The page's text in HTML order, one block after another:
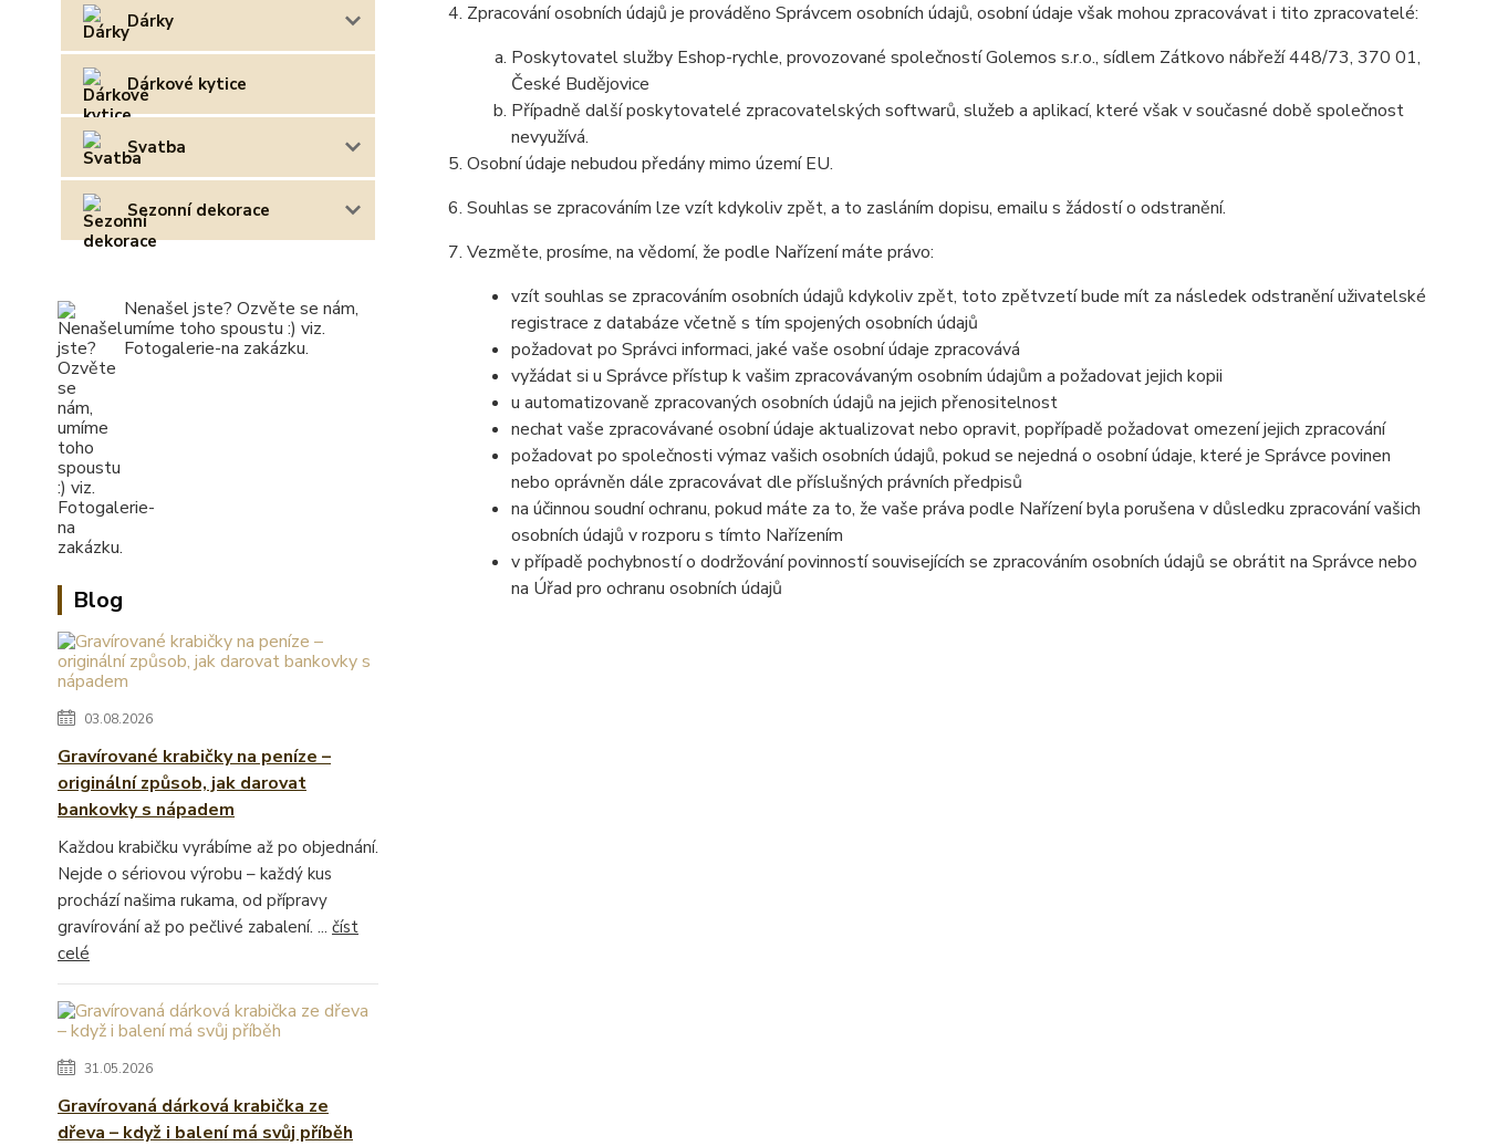
Dárky
Dárkové kytice
Svatba
Sezonní dekorace
Nenašel jste? Ozvěte se nám,
umíme toho spoustu :) viz.
Fotogalerie-na zakázku.
Blog
03.08.2026
Gravírované krabičky na peníze –
originální způsob, jak darovat
bankovky s nápadem
Každou krabičku vyrábíme až po objednání.
Nejde o sériovou výrobu – každý kus
prochází našima rukama, od přípravy
gravírování až po pečlivé zabalení. ... číst
celé
31.05.2026
Gravírovaná dárková krabička ze
dřeva – když i balení má svůj příběh
Zpracování osobních údajů je prováděno Správcem osobních údajů, osobní údaje však mohou zpracovávat i tito zpracovatelé:
Poskytovatel služby Eshop-rychle, provozované společností Golemos s.r.o., sídlem Zátkovo nábřeží 448/73, 370 01,
České Budějovice
Případně další poskytovatelé zpracovatelských softwarů, služeb a aplikací, které však v současné době společnost
nevyužívá.
Osobní údaje nebudou předány mimo území EU.
Souhlas se zpracováním lze vzít kdykoliv zpět, a to zasláním dopisu, emailu s žádostí o odstranění.
Vezměte, prosíme, na vědomí, že podle Nařízení máte právo:
vzít souhlas se zpracováním osobních údajů kdykoliv zpět, toto zpětvzetí bude mít za následek odstranění uživatelské
registrace z databáze včetně s tím spojených osobních údajů
požadovat po Správci informaci, jaké vaše osobní údaje zpracovává
vyžádat si u Správce přístup k vašim zpracovávaným osobním údajům a požadovat jejich kopii
u automatizovaně zpracovaných osobních údajů na jejich přenositelnost
nechat vaše zpracovávané osobní údaje aktualizovat nebo opravit, popřípadě požadovat omezení jejich zpracování
požadovat po společnosti výmaz vašich osobních údajů, pokud se nejedná o osobní údaje, které je Správce povinen
nebo oprávněn dále zpracovávat dle příslušných právních předpisů
na účinnou soudní ochranu, pokud máte za to, že vaše práva podle Nařízení byla porušena v důsledku zpracování vašich
osobních údajů v rozporu s tímto Nařízením
v případě pochybností o dodržování povinností souvisejících se zpracováním osobních údajů se obrátit na Správce nebo
na Úřad pro ochranu osobních údajů